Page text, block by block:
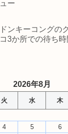
ュー
ドンキーコングの
コ3か所での待ち
2026年8月
火 水 木
4 5 6